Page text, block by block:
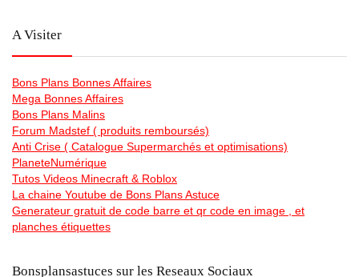
A Visiter
Bons Plans Bonnes Affaires
Mega Bonnes Affaires
Bons Plans Malins
Forum Madstef ( produits remboursés)
Anti Crise ( Catalogue Supermarchés et optimisations)
PlaneteNumérique
Tutos Videos Minecraft & Roblox
La chaine Youtube de Bons Plans Astuce
Generateur gratuit de code barre et qr code en image , et
planches étiquettes
Bonsplansastuces sur les Reseaux Sociaux